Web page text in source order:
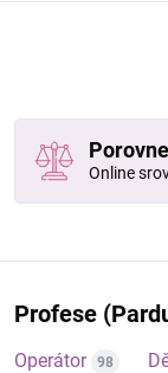
Online
Profese
Operátor 98